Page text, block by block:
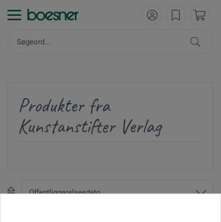
Produkter fra
Kunstanstifter Verlag